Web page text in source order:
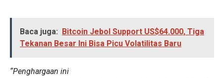
Baca juga:
Bitcoin Jebol Support US$64.000, Tiga
Tekanan Besar Ini Bisa Picu Volatilitas Baru
“Penghargaan ini